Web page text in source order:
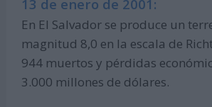
13 de enero de 2001:
En El Salvador se produce un
magnitud 8,0 en la escala de
944 muertos y pérdidas
3.000 millones de dólares.